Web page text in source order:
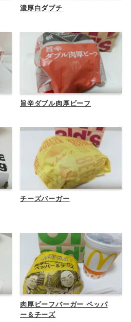
濃厚白ダブチ
旨辛ダブル肉厚ビーフ
チーズバーガー
肉厚ビーフバーガー ペッパ
ー＆チーズ